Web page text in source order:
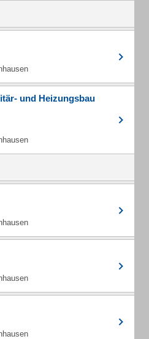
und Heizungsbau